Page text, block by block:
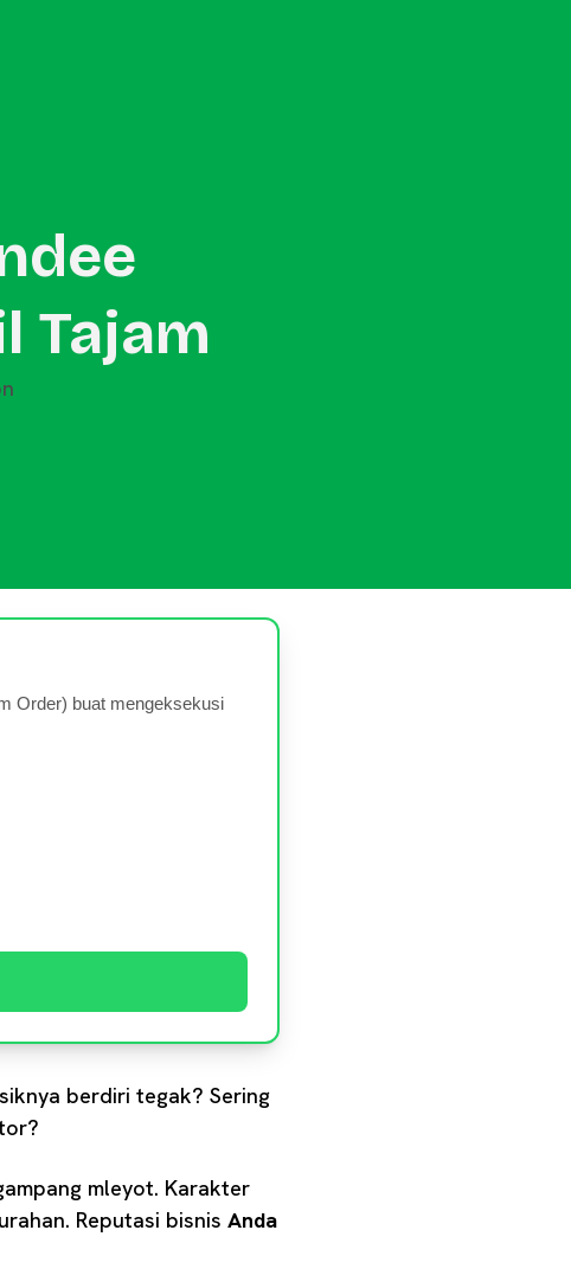
Tajam
Order) buat mengeksekusi
berdiri tegak? Sering
mleyot. Karakter
Reputasi bisnis Anda